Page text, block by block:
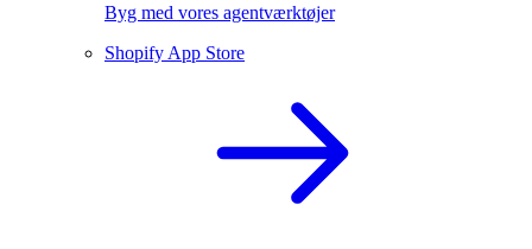
Byg med vores agentværktøjer
Shopify App Store